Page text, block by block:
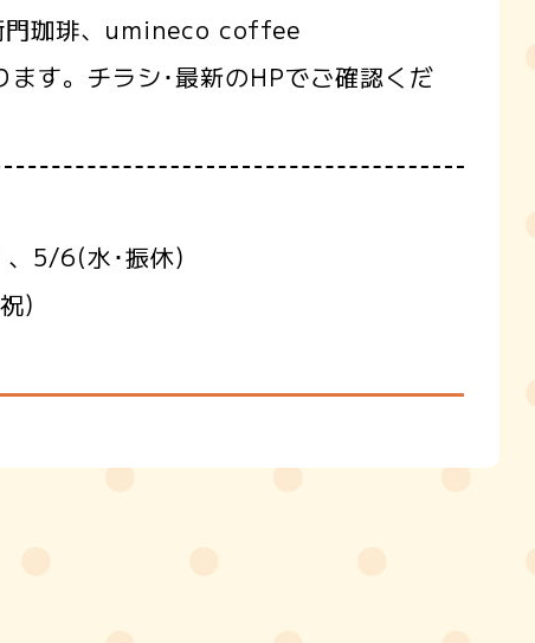
門珈琲、umineco coffee
す。チラシ･最新のHPでご確認くだ
5/6(水･振休)
)